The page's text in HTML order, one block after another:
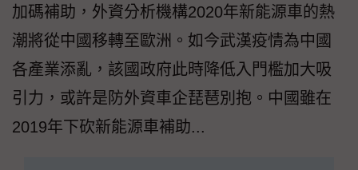
加碼補助，外資分析機構2020年新能源車的熱
潮將從中國移轉至歐洲。如今武漢疫情為中國
各產業添亂，該國政府此時降低入門檻加大吸
引力，或許是防外資車企琵琶別抱。中國雖在
2019年下砍新能源車補助...